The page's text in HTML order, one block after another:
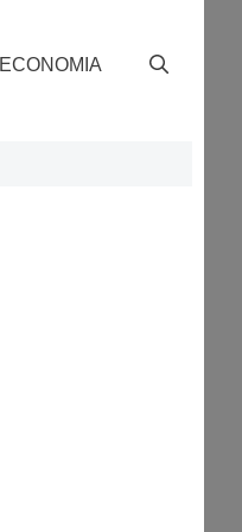
ECONOMIA